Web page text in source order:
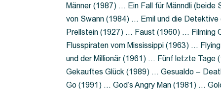
Männer (1987) … Ein Fall für Männdli
von Swann (1984) … Emil und die
Prellstein (1927) … Faust (1960) … Filming
Flusspiraten vom Mississippi (1963) …
und der Millionär (1961) … Fünf letzte
Gekauftes Glück (1989) … Gesualdo –
Go (1991) … God’s Angry Man (1981) …